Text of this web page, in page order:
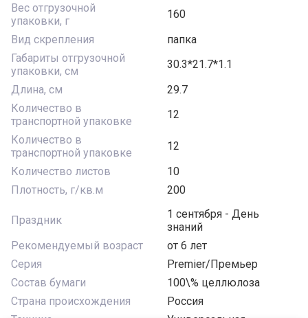
Вес отгрузочной
упаковки, г
160
Вид скрепления
папка
Габариты отгрузочной
упаковки, см
30.3*21.7*1.1
Длина, см
29.7
Количество в
транспортной упаковке
12
Количество в
транспортной упаковке
12
Количество листов
10
Плотность, г/кв.м
200
Праздник
1 сентября - День
знаний
Рекомендуемый возраст
от 6 лет
Серия
Premier/Премьер
Состав бумаги
100\% целлюлоза
Страна происхождения
Россия